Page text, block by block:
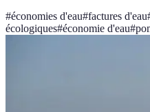
#économies d'eau#factures d'eau
écologiques#économie d'eau#